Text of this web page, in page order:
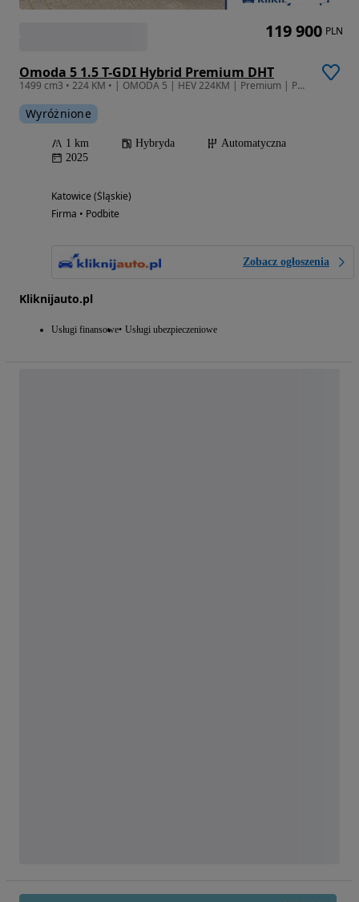
Omoda 5 1.5 T-GDI Hybrid Premium DHT
1499 cm3 • 224 KM • | OMODA 5 | HEV 224KM | Premium | Panorama | Kamera 360
Wyróżnione
1 km Hybryda
Automatyczna
2025
Katowice (Śląskie)
Firma • Podbite
Zobacz ogłoszenia
Kliknijauto.pl
Usługi finansowe Usługi ubezpieczeniowe
119 900 PLN